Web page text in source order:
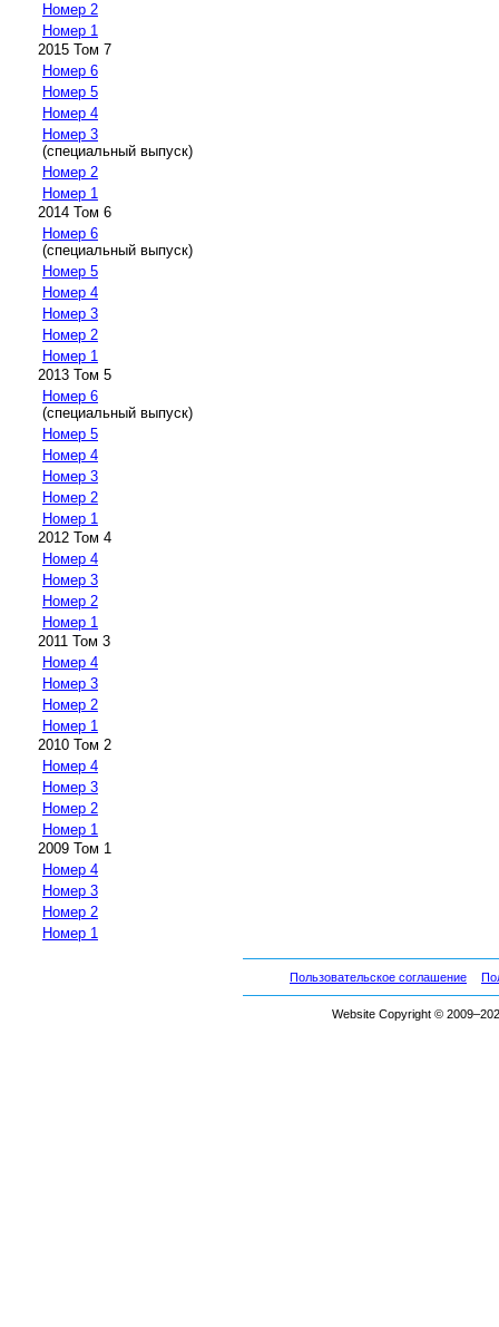
Номер 2
Номер 1
2015 Том 7
Номер 6
Номер 5
Номер 4
Номер 3
(специальный выпуск)
Номер 2
Номер 1
2014 Том 6
Номер 6
(специальный выпуск)
Номер 5
Номер 4
Номер 3
Номер 2
Номер 1
2013 Том 5
Номер 6
(специальный выпуск)
Номер 5
Номер 4
Номер 3
Номер 2
Номер 1
2012 Том 4
Номер 4
Номер 3
Номер 2
Номер 1
2011 Том 3
Номер 4
Номер 3
Номер 2
Номер 1
2010 Том 2
Номер 4
Номер 3
Номер 2
Номер 1
2009 Том 1
Номер 4
Номер 3
Номер 2
Номер 1
Пользовательское соглашение
Website Copyright ©